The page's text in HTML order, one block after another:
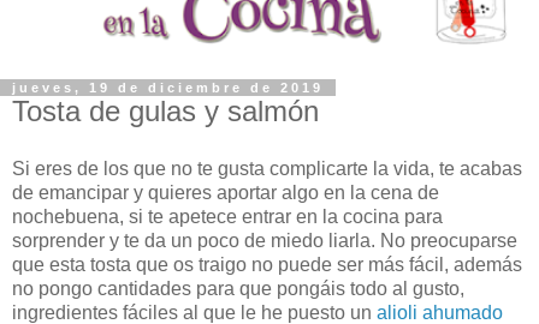
jueves, 19 de diciembre de 2019
Tosta de gulas y salmón
Si eres de los que no te gusta complicarte la vida, te acabas
de emancipar y quieres aportar algo en la cena de
nochebuena, si te apetece entrar en la cocina para
sorprender y te da un poco de miedo liarla. No preocuparse
que esta tosta que os traigo no puede ser más fácil, además
no pongo cantidades para que pongáis todo al gusto,
ingredientes fáciles al que le he puesto un alioli ahumado